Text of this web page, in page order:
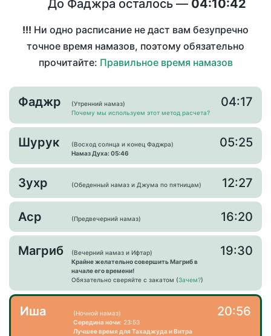
До Фаджра осталось — 04:10:42
!!! Ни одно расписание не даст вам безупречно
точное время намазов, поэтому обязательно
прочитайте: Правильное время намазов
Фаджр
(Утренний намаз)
Почему мы используем этот метод расчета?
04:17
Шурук
(Восход солнца и конец Фаджра)
Намаз Духа: 05:46
05:25
Зухр (Обеденный намаз и Джума по пятницам) 12:27
Аср (Предвечерний намаз) 16:20
Магриб
(Вечерний намаз и Ифтар)
Крайне желательно совершить Магриб в
начале его времени!
Обязательно сверяйте с закатом (Зачем?)
19:30
Иша
(Ночной намаз)
Середина ночи: 23:53
Лучшее время для Тахаджуда и Витра
20:56